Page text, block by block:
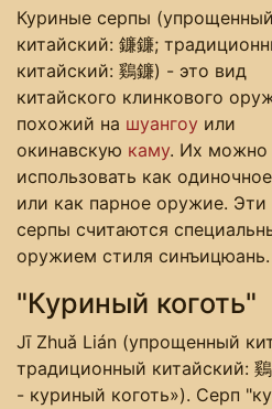
Куриные серпы (упрощенный
китайский: 鐮鐮;
китайский: 鷄鐮) - это вид
китайского клинкового
похожий на шуангоу или
окинавскую каму. Их можно
использовать как одиночное
или как парное оружие. Эти
серпы считаются
оружием стиля синъицюань.
"Куриный коготь"
Jī Zhuǎ Lián (упрощенный
традиционный китайский:
- куриный коготь»). Серп